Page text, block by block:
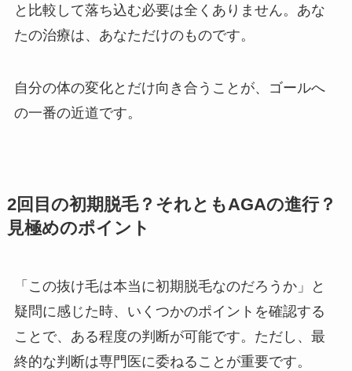
と比較して落ち込む必要は全くありません。あな
たの治療は、あなただけのものです。
自分の体の変化とだけ向き合うことが、ゴールへ
の一番の近道です。
2回目の初期脱毛？それともAGAの進行？
見極めのポイント
「この抜け毛は本当に初期脱毛なのだろうか」と
疑問に感じた時、いくつかのポイントを確認する
ことで、ある程度の判断が可能です。ただし、最
終的な判断は専門医に委ねることが重要です。